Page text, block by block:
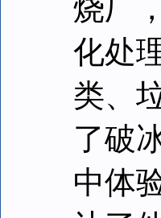
烧厂
化处
类、
了破
中体